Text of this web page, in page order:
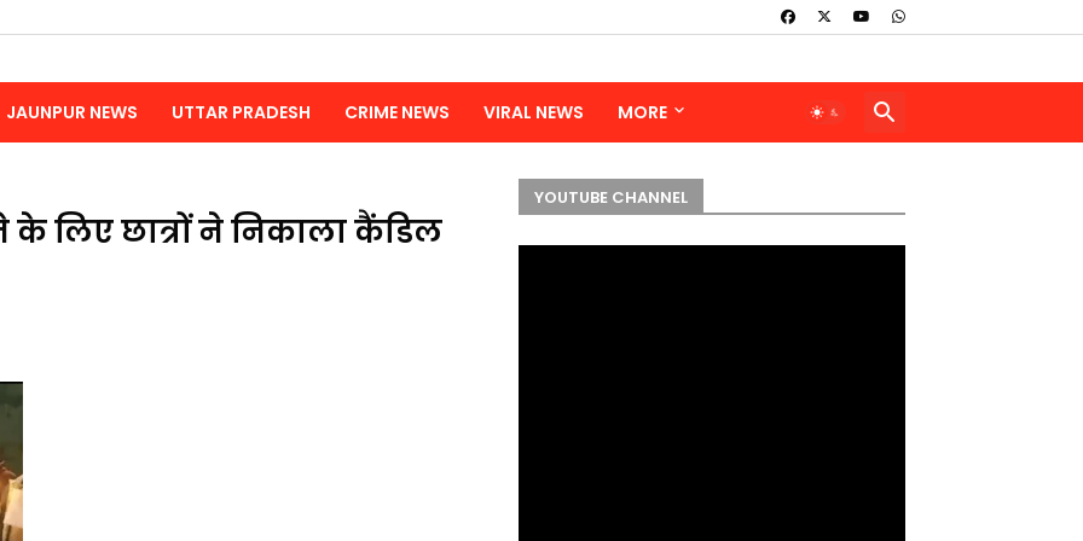
JAUNPUR NEWS UTTAR PRADESH CRIME NEWS VIRAL NEWS MORE
लिए छात्रों ने निकाला कैंडिल
YOUTUBE CHANNEL